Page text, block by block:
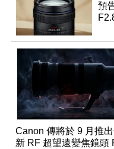
預
Canon 傳將於 9 月推
新 RF 超望遠變焦鏡頭